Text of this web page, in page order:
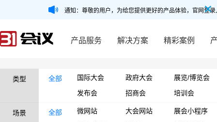
通知：尊敬的用户，为给您提供更好的产品体验，官网登
产品服务 解决方案 精彩案例
类型 全部 国际大会 政府大会
展览/博览会
发布会
招商会 培训会
场景 全部 微网站 大会网站
展会小程序